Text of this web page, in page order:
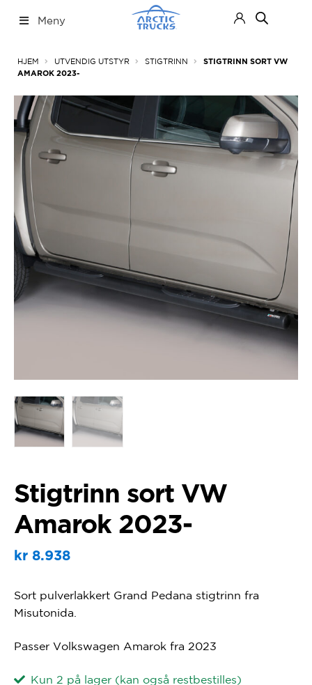
til
til
Meny
ut
HJEM UTVENDIG UTSTYR STIGTRINN
STIGTRINN SORT VW
AMAROK 2023-
Stigtrinn sort VW
Amarok 2023-
kr8.938
Sort pulverlakkert Grand Pedana stigtrinn fra
Misutonida.
Passer Volkswagen Amarok fra 2023
Kun 2 på lager (kan også restbestilles)